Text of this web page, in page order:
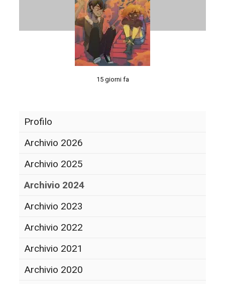
15 giorni fa
Profilo
Archivio 2026
Archivio 2025
Archivio 2024
Archivio 2023
Archivio 2022
Archivio 2021
Archivio 2020